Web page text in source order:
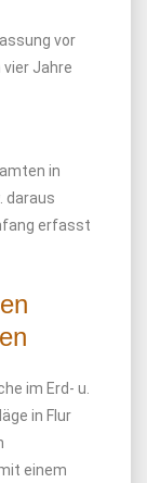
vor
Jahre
in
daraus
erfasst
im Erd- u.
in Flur
einem